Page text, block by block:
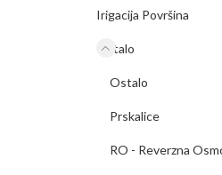
Irigacija Površina
Ostalo
Ostalo
Prskalice
RO - Reverzna